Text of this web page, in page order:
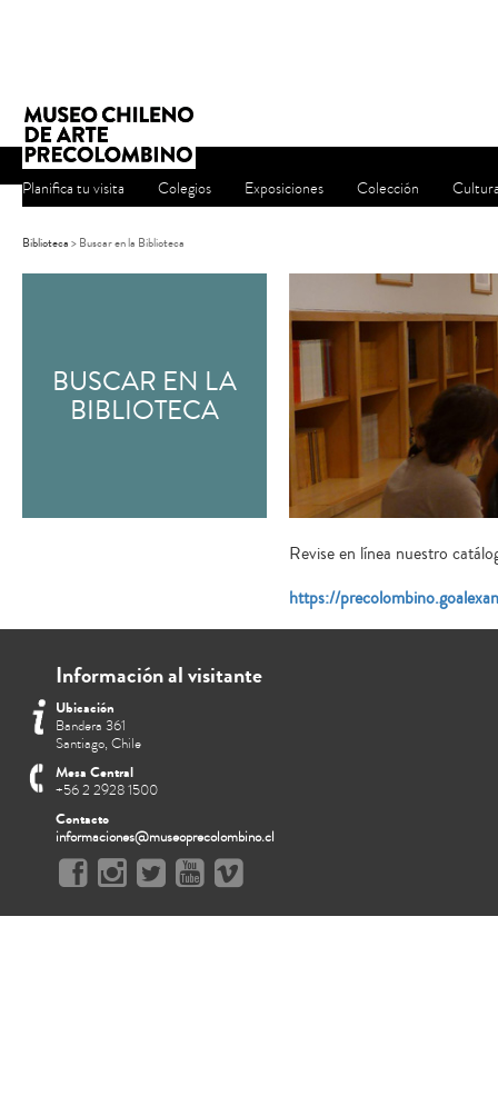
Planifica tu visita Colegios Exposiciones Colección
Biblioteca> Buscar en la Biblioteca
BUSCAR EN LA
BIBLIOTECA
Revise en línea nuestro
https://
Información al visitante
Ubicación
Bandera 361
Santiago, Chile
Mesa Central
+56 2 2928 1500
Contacto
informaciones@museoprecolombino.cl